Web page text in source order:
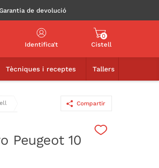
de devolució
Identifica't
0
Cistell
Tècniques i receptes Tallers
Peugeot 10
Compartir